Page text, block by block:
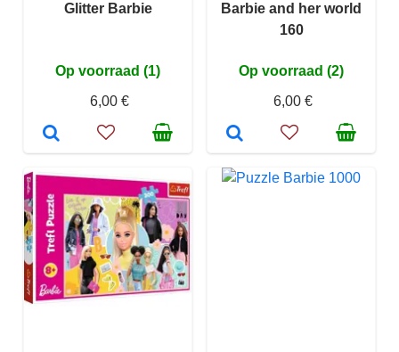
Glitter Barbie
Op voorraad (1)
6,00 €
Barbie and her world
160
Op voorraad (2)
6,00 €